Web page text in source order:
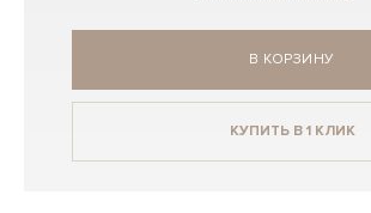
В КОРЗИНУ
КУПИТЬ В 1 КЛИК